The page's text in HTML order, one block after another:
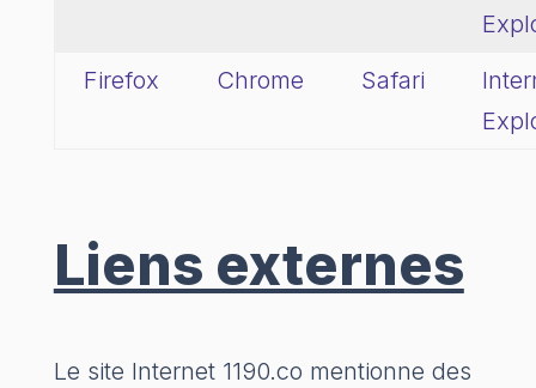
Firefox
Chrome Safari
Liens externes
Le site Internet 1190.co mentionne des